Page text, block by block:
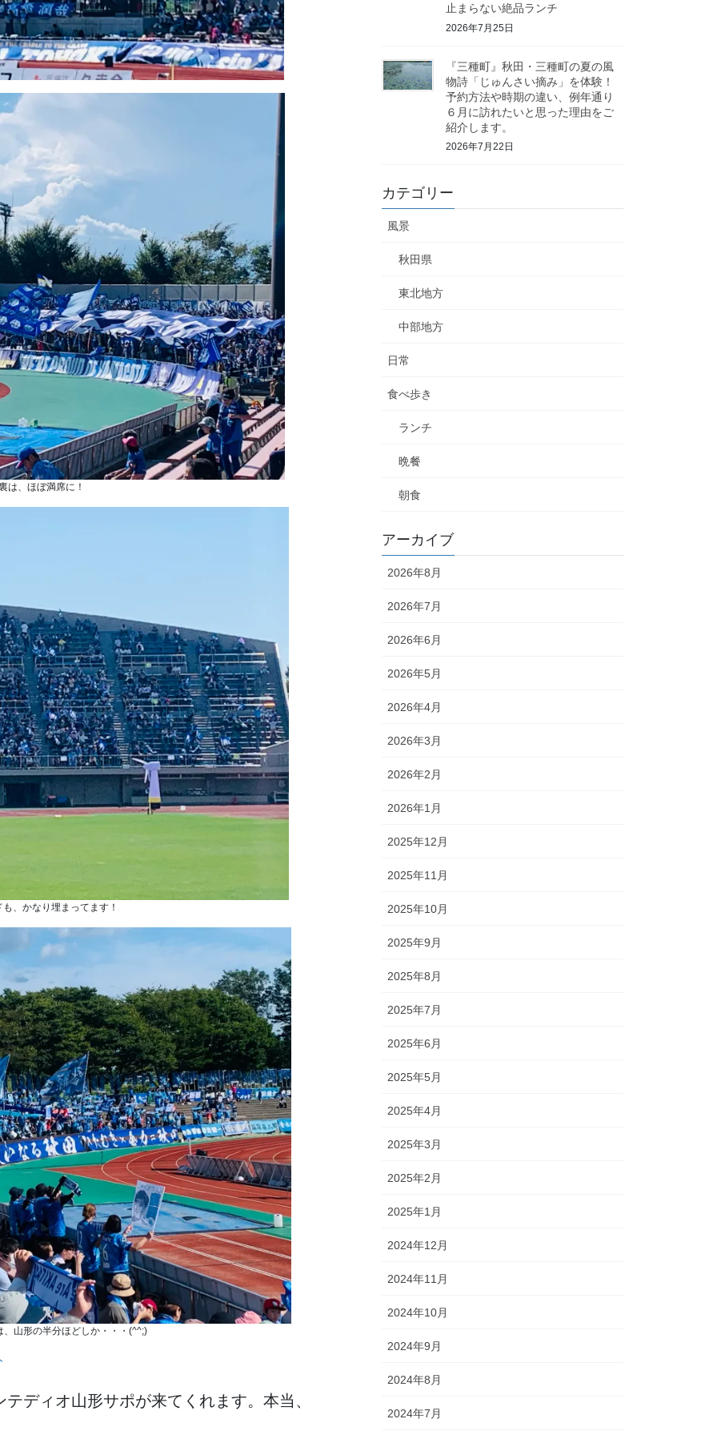
は、ほぼ満席に！
、かなり埋まってます！
山形の半分ほどしか・・・(^^;)
ディオ山形サポが来てくれます。本当、
止まらない絶品ランチ
2026年7月25日
『三種町』秋田・三種町の夏の風
物詩「じゅんさい摘み」を体験！
予約方法や時期の違い、例年通り
６月に訪れたいと思った理由をご
紹介します。
2026年7月22日
カテゴリー
風景
秋田県
東北地方
中部地方
日常
食べ歩き
ランチ
晩餐
朝食
アーカイブ
2026年8月
2026年7月
2026年6月
2026年5月
2026年4月
2026年3月
2026年2月
2026年1月
2025年12月
2025年11月
2025年10月
2025年9月
2025年8月
2025年7月
2025年6月
2025年5月
2025年4月
2025年3月
2025年2月
2025年1月
2024年12月
2024年11月
2024年10月
2024年9月
2024年8月
2024年7月